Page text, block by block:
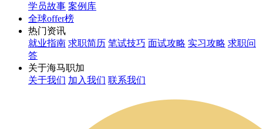
学员故事 案例库
全球offer榜
热门资讯
就业指南 求职简历 笔试技巧 面试攻略 实习攻略 求职问
答
关于海马职加
关于我们 加入我们 联系我们